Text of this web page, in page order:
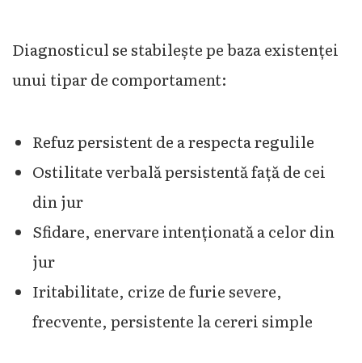
Diagnosticul se stabilește pe baza existenței
unui tipar de comportament:
Refuz persistent de a respecta regulile
Ostilitate verbală persistentă față de cei
din jur
Sfidare, enervare intenționată a celor din
jur
Iritabilitate, crize de furie severe,
frecvente, persistente la cereri simple